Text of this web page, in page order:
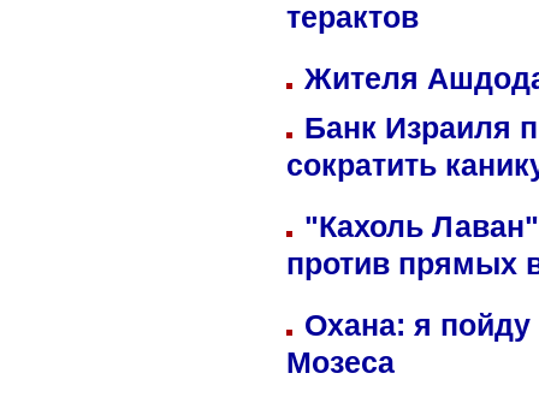
терактов
Жителя
Банк Израиля
сократить
"Кахоль
против прямых
Охана: я пойду
Мозеса